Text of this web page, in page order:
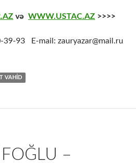
və WWW.USTAC.AZ >>>>
39-93 E-mail: zauryazar@mail.ru
VAHID
–